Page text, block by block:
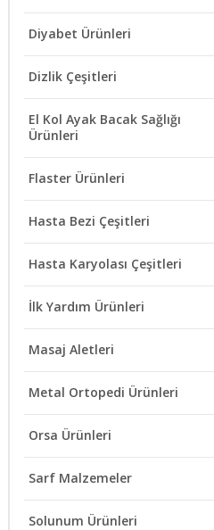
Diyabet Ürünleri
Dizlik Çeşitleri
El Kol Ayak Bacak Sağlığı
Ürünleri
Flaster Ürünleri
Hasta Bezi Çeşitleri
Hasta Karyolası Çeşitleri
İlk Yardım Ürünleri
Masaj Aletleri
Metal Ortopedi Ürünleri
Orsa Ürünleri
Sarf Malzemeler
Solunum Ürünleri